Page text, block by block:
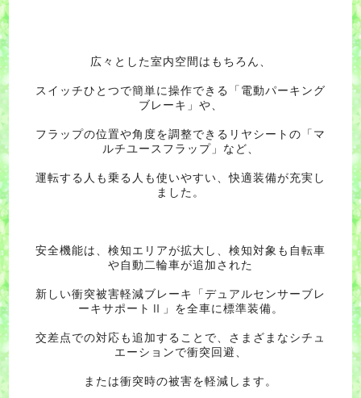
広々とした室内空間はもちろん、
スイッチひとつで簡単に操作できる「電動パーキング
ブレーキ」や、
フラップの位置や角度を調整できるリヤシートの「マ
ルチユースフラップ」など、
運転する人も乗る人も使いやすい、快適装備が充実し
ました。
安全機能は、検知エリアが拡大し、検知対象も自転車
や自動二輪車が追加された
新しい衝突被害軽減ブレーキ「デュアルセンサーブレ
ーキサポートⅡ」を全車に標準装備。
交差点での対応も追加することで、さまざまなシチュ
エーションで衝突回避、
または衝突時の被害を軽減します。